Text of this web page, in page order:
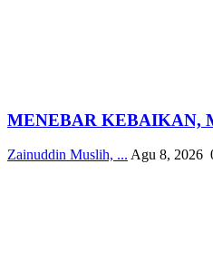
MENEBAR KEBAIKAN,
Zainuddin Muslih, ... Agu 8, 2026